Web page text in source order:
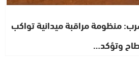
منظومة مراقبة ميدانية تواكب
وتؤكد…